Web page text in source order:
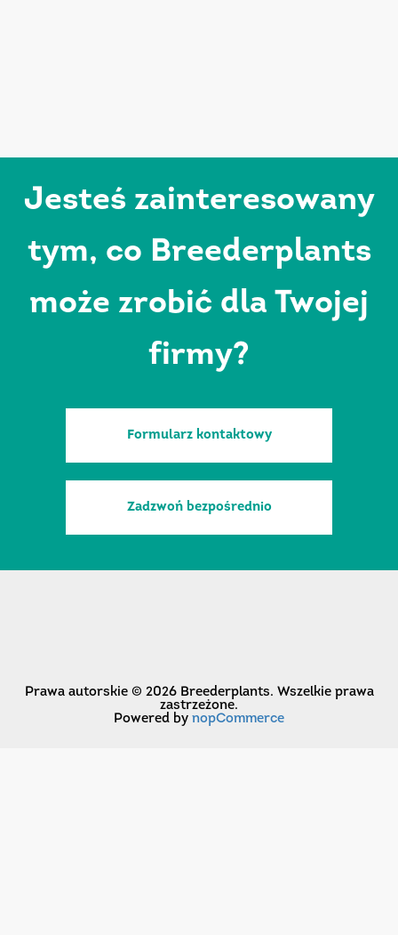
Jesteś zainteresowany
tym, co Breederplants
może zrobić dla Twojej
firmy?
Formularz kontaktowy
Zadzwoń bezpośrednio
Prawa autorskie © 2026 Breederplants. Wszelkie prawa
zastrzeżone.
Powered by nopCommerce